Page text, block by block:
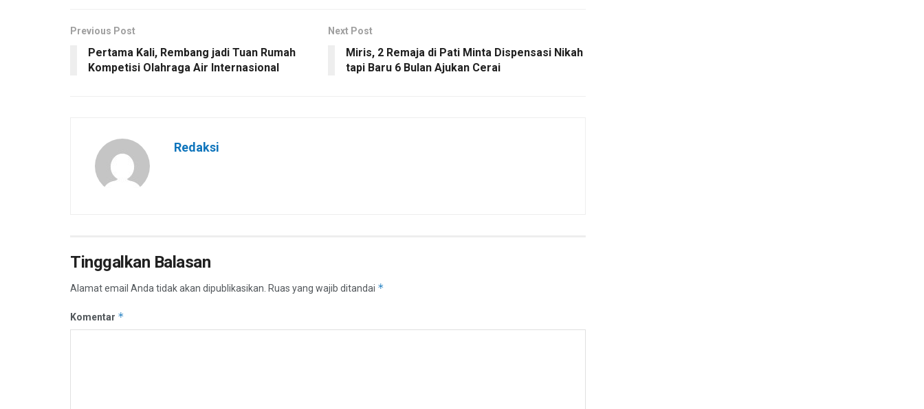
Previous Post
Pertama Kali, Rembang jadi Tuan Rumah
Kompetisi Olahraga Air Internasional
Next Post
Miris, 2 Remaja di Pati Minta Dispensasi Nikah
tapi Baru 6 Bulan Ajukan Cerai
Redaksi
Tinggalkan Balasan
Alamat email Anda tidak akan dipublikasikan. Ruas yang wajib ditandai *
Komentar *